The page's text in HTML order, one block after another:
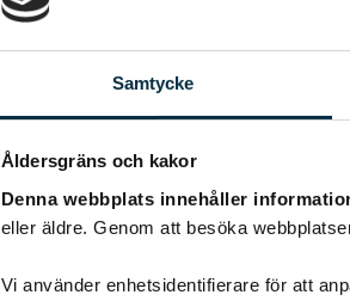
Samtycke
Åldersgräns och kakor
Denna webbplats innehåller
eller äldre. Genom att besöka
Vi använder enhetsidentifierare för att